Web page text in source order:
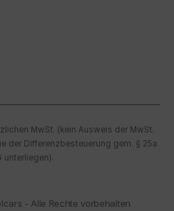
MwSt. (kein Ausweis der MwSt.
der Differenzbesteuerung gem. § 25a
unterliegen).
- Alle Rechte vorbehalten